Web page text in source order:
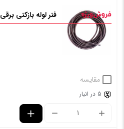
فنر لوله بازکنی برقی 15 متری
مقایسه
5 در انبار